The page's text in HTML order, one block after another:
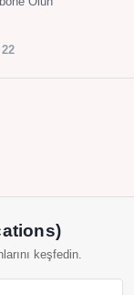
keşfedin.